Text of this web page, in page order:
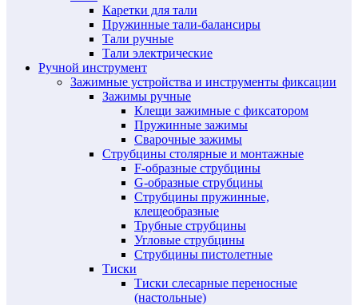
Каретки для тали
Пружинные тали-балансиры
Тали ручные
Тали электрические
Ручной инструмент
Зажимные устройства и инструменты фиксации
Зажимы ручные
Клещи зажимные с фиксатором
Пружинные зажимы
Сварочные зажимы
Струбцины столярные и монтажные
F-образные струбцины
G-образные струбцины
Струбцины пружинные,
клещеобразные
Трубные струбцины
Угловые струбцины
Струбцины пистолетные
Тиски
Тиски слесарные переносные
(настольные)